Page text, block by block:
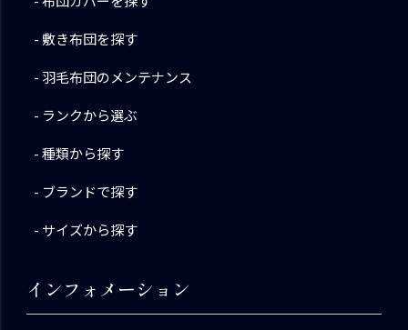
敷き布団を探す
羽毛布団のメンテナンス
ランクから選ぶ
種類から探す
ブランドで探す
サイズから探す
インフォメーション